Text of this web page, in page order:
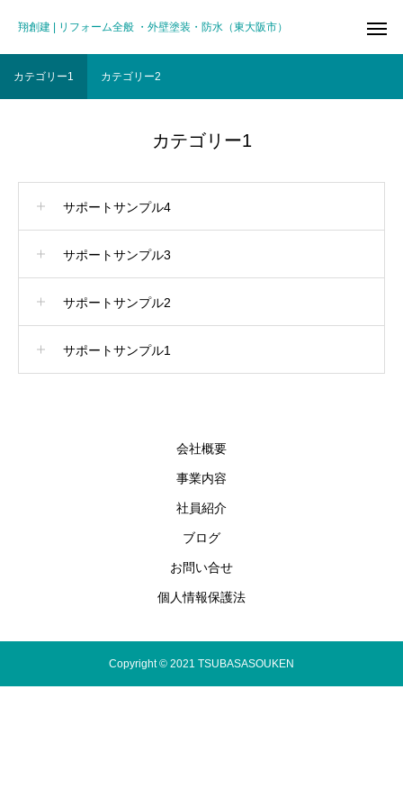
翔創建 | リフォーム全般 ・外壁塗装・防水（東大阪市）
カテゴリー1 カテゴリー2
カテゴリー1
サポートサンプル4
サポートサンプル3
サポートサンプル2
サポートサンプル1
会社概要
事業内容
社員紹介
ブログ
お問い合せ
個人情報保護法
Copyright © 2021 TSUBASASOUKEN